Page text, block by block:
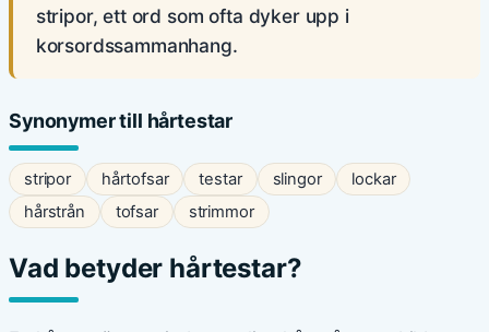
stripor, ett ord som ofta dyker upp i
korsordssammanhang.
Synonymer till hårtestar
stripor hårtofsar testar slingor
lockar
hårstrån
tofsar strimmor
Vad betyder hårtestar?